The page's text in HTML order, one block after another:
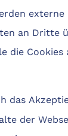
an Dritte
die Cookies
das
der
stehen
zum
aktuellen